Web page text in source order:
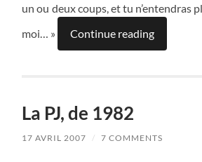
un ou deux coups, et tu n’entendras
moi… »
Continue reading
La PJ, de 1982
17 AVRIL 2007 / 7 COMMENTS